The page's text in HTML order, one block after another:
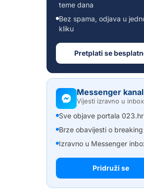
teme dana
Bez spama, odjava u
kliku
Pretplati se
Messenger kanal
Vijesti izravno u inbox
Sve objave portala 023.hr
Brze obavijesti o
Izravno u Messenger
Pridruži se